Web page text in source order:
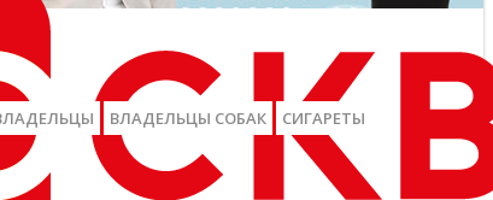
ВЛАДЕЛЬЦЫ СОБАК СИГАРЕТЫ